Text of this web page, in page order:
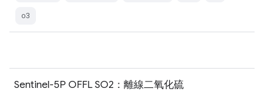
o3
Sentinel-5P OFFL SO2：離線二氧化硫